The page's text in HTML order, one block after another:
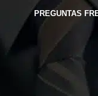
PREGUNTAS